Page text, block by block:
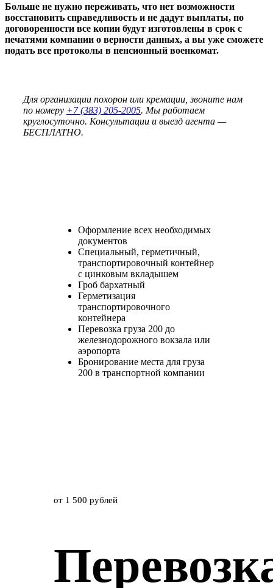
Больше не нужно переживать, что нет возможности
восстановить справедливость и не дадут выплаты, по
договоренности все копии будут изготовлены в срок с
печатями компании о верности данных, а вы уже сможете
подать все протоколы в пенсионный военкомат.
Для организации похорон или кремации, звоните нам
по номеру +7 (383) 205-2005. Мы работаем
круглосуточно. Консультации и выезд агента —
БЕСПЛАТНО.
Оформление всех необходимых
документов
Специальный, герметичный,
транспортировочный контейнер
с цинковым вкладышем
Гроб бархатный
Герметизация
транспортировочного
контейнера
Перевозка груза 200 до
железнодорожного вокзала или
аэропорта
Бронирование места для груза
200 в транспортной компании
от 1 500 рублей